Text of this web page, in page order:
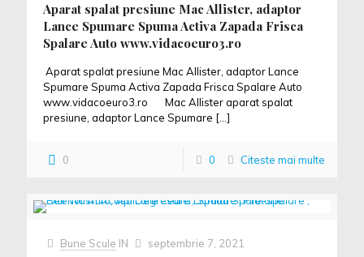
Aparat spalat presiune Mac Allister, adaptor
Lance Spumare Spuma Activa Zapada Frisca
Spalare Auto www.vidacoeuro3.ro
Aparat spalat presiune Mac Allister, adaptor Lance
Spumare Spuma Activa Zapada Frisca Spalare Auto
www.vidacoeuro3.ro Mac Allister aparat spalat
presiune, adaptor Lance Spumare […]
0 0 Citeste mai multe
Bune Scule IN septembrie 7, 2021